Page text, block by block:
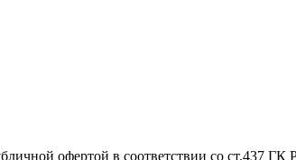
офертой в соответствии со ст.437 ГК